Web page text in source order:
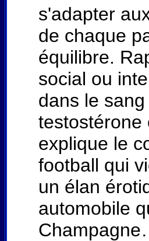
s'adapter
de chaque
équilibre.
social ou
dans le
testostérone
explique le
football qui
un élan
automobile